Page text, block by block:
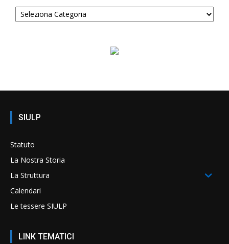
SIULP
Statuto
La Nostra Storia
La Struttura
Calendari
Le tessere SIULP
LINK TEMATICI